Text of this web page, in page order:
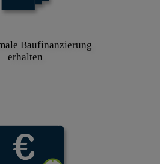
Baufinanzierung
erhalten